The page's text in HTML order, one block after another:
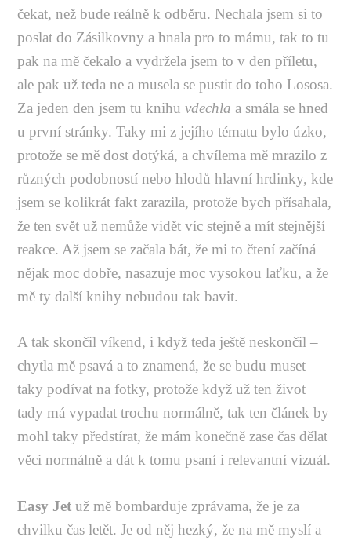
čekat, než bude reálně k odběru. Nechala jsem si to
poslat do Zásilkovny a hnala pro to mámu, tak to tu
pak na mě čekalo a vydržela jsem to v den příletu,
ale pak už teda ne a musela se pustit do toho Lososa.
Za jeden den jsem tu knihuvdechla a smála se hned
u první stránky. Taky mi z jejího tématu bylo úzko,
protože se mě dost dotýká, a chvílema mě mrazilo z
různých podobností nebo hlodů hlavní hrdinky, kde
jsem se kolikrát fakt zarazila, protože bych přísahala,
že ten svět už nemůže vidět víc stejně a mít stejnější
reakce. Až jsem se začala bát, že mi to čtení začíná
nějak moc dobře, nasazuje moc vysokou laťku, a že
mě ty další knihy nebudou tak bavit.
A tak skončil víkend, i když teda ještě neskončil –
chytla mě psavá a to znamená, že se budu muset
taky podívat na fotky, protože když už ten život
tady má vypadat trochu normálně, tak ten článek by
mohl taky předstírat, že mám konečně zase čas dělat
věci normálně a dát k tomu psaní i relevantní vizuál.
Easy Jet už mě bombarduje zprávama, že je za
chvilku čas letět. Je od něj hezký, že na mě myslí a